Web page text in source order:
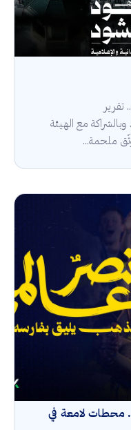
الرابع.. وبالشراكة مع الهيئة
ملحمة...
بطلًا لدوري روشن 2025/26.. محطات لامعة في